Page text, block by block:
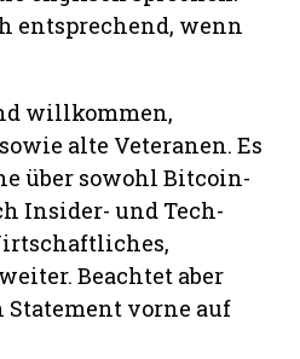
entsprechend, wenn
willkommen,
alte Veteranen. Es
über sowohl Bitcoin-
Insider- und Tech-
Beachtet aber
vorne auf